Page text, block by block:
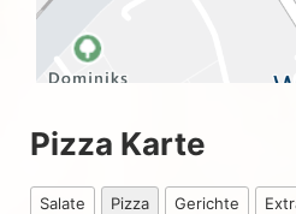
Pizza Karte
Salate Pizza Gerichte